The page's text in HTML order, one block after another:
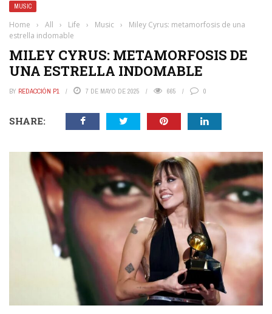
MUSIC
Home › All › Life › Music ›
Miley Cyrus: metamorfosis de una
estrella indomable
MILEY CYRUS: METAMORFOSIS DE
UNA ESTRELLA INDOMABLE
BY REDACCIÓN P1 7 DE MAYO DE 2025 665 0
SHARE: